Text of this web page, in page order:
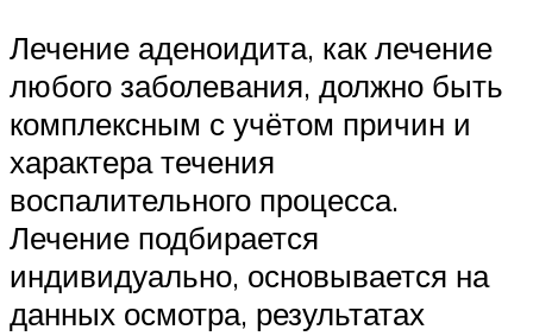
Лечение аденоидита, как лечение
любого заболевания, должно быть
комплексным с учётом причин и
характера течения
воспалительного процесса.
Лечение подбирается
индивидуально, основывается на
данных осмотра, результатах